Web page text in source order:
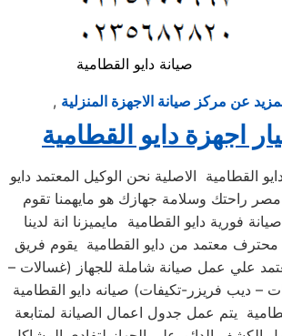
صيانة دايو القطامية
, عن مركز صيانة الاجهزة المنزلية
اجهزة دايو القطامية
القطامية الاصلية نحن الوكيل المعتمد دايو
راحتك وسلامة جهازك هو مايهمنا تقوم
فورية دايو القطامية مايميزنا انة لدينا
معتمد من دايو القطامية يقوم فريق
علي عمل صيانة شاملة للجهاز (غسالات –
– ديب فريزر-تكيفات) صيانه دايو القطامية
يتم عمل جدول اعمال الصيانة لمتابعة